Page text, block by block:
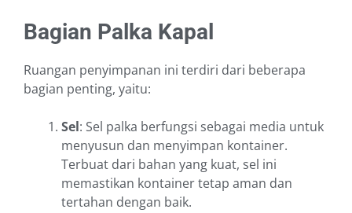
Bagian Palka Kapal
Ruangan penyimpanan ini terdiri dari beberapa
bagian penting, yaitu:
Sel: Sel palka berfungsi sebagai media untuk
menyusun dan menyimpan kontainer.
Terbuat dari bahan yang kuat, sel ini
memastikan kontainer tetap aman dan
tertahan dengan baik.